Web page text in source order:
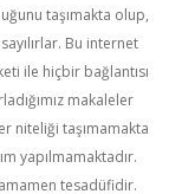
taşımakta olup,
Bu internet
ile hiçbir bağlantısı
makaleler
niteliği taşımamakta
yapılmamaktadır.
tesadüfidir.